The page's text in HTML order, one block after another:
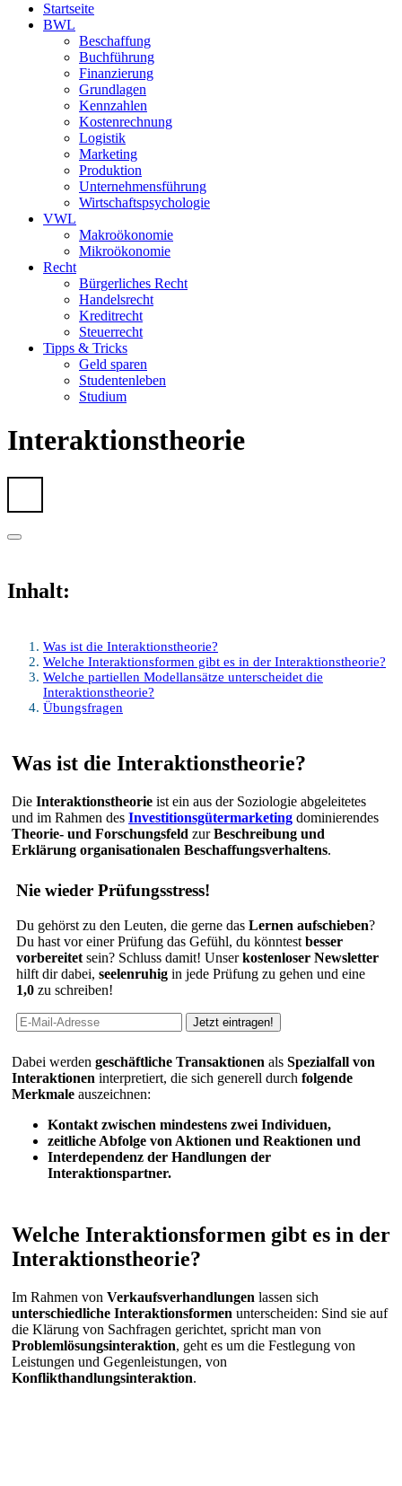
Startseite
BWL
Beschaffung
Buchführung
Finanzierung
Grundlagen
Kennzahlen
Kostenrechnung
Logistik
Marketing
Produktion
Unternehmensführung
Wirtschaftspsychologie
VWL
Makroökonomie
Mikroökonomie
Recht
Bürgerliches Recht
Handelsrecht
Kreditrecht
Steuerrecht
Tipps & Tricks
Geld sparen
Studentenleben
Studium
Interaktionstheorie
Inhalt:
Was ist die Interaktionstheorie?
Welche Interaktionsformen gibt es in der Interaktionstheorie?
Welche partiellen Modellansätze unterscheidet die
Interaktionstheorie?
Übungsfragen
Was ist die Interaktionstheorie?
Die Interaktionstheorie ist ein aus der Soziologie abgeleitetes
und im Rahmen des Investitionsgütermarketing dominierendes
Theorie- und Forschungsfeld zurBeschreibung und
Erklärung organisationalen Beschaffungsverhaltens.
Nie wieder Prüfungsstress!
Du gehörst zu den Leuten, die gerne das Lernen aufschieben?
Du hast vor einer Prüfung das Gefühl, du könntest besser
vorbereitet sein? Schluss damit! Unserkostenloser Newsletter
hilft dir dabei, seelenruhig in jede Prüfung zu gehen und eine
1,0 zu schreiben!
Dabei werden geschäftliche Transaktionen als Spezialfall von
Interaktionen interpretiert, die sich generell durch folgende
Merkmale auszeichnen:
Kontakt zwischen mindestens zwei Individuen,
zeitliche Abfolge von Aktionen und Reaktionen und
Interdependenz der Handlungen der
Interaktionspartner.
Welche Interaktionsformen gibt es in der
Interaktionstheorie?
Im Rahmen von Verkaufsverhandlungen lassen sich
unterschiedliche Interaktionsformen unterscheiden: Sind sie auf
die Klärung von Sachfragen gerichtet, spricht man von
Problemlösungsinteraktion, geht es um die Festlegung von
Leistungen und Gegenleistungen, von
Konflikthandlungsinteraktion.